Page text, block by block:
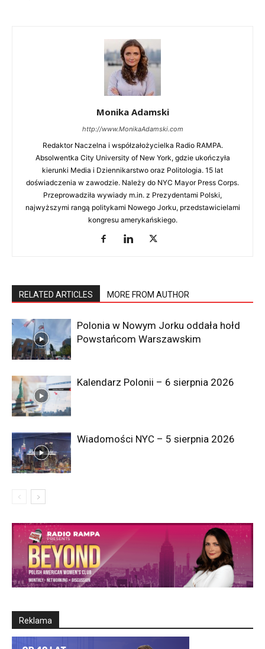
Monika Adamski
http://www.MonikaAdamski.com
Redaktor Naczelna i współzałożycielka Radio RAMPA.
Absolwentka City University of New York, gdzie ukończyła
kierunki Media i Dziennikarstwo oraz Politologia. 15 lat
doświadczenia w zawodzie. Należy do NYC Mayor Press Corps.
Przeprowadziła wywiady m.in. z Prezydentami Polski,
najwyższymi rangą politykami Nowego Jorku, przedstawicielami
kongresu amerykańskiego.
RELATED ARTICLES MORE FROM AUTHOR
Polonia w Nowym Jorku oddała hołd
Powstańcom Warszawskim
Kalendarz Polonii – 6 sierpnia 2026
Wiadomości NYC – 5 sierpnia 2026
Reklama